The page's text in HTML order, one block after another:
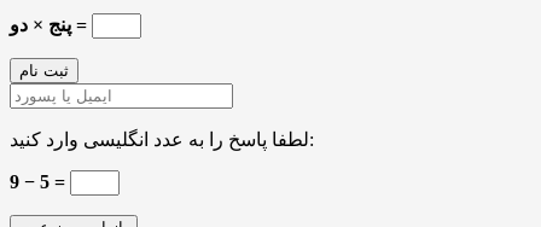
پنج × دو =
لطفا پاسخ را به عدد انگلیسی وارد کنید:
9 − 5 =